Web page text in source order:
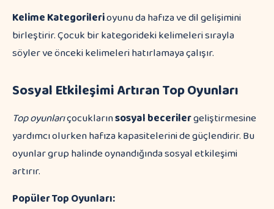
Kelime Kategorilerioyunu da hafıza ve dil gelişimini
birleştirir. Çocuk bir kategorideki kelimeleri sırayla
söyler ve önceki kelimeleri hatırlamaya çalışır.
Sosyal Etkileşimi Artıran Top Oyunları
Top oyunlarıçocuklarınsosyal becerilergeliştirmesine
yardımcı olurken hafıza kapasitelerini de güçlendirir. Bu
oyunlar grup halinde oynandığında sosyal etkileşimi
artırır.
Popüler Top Oyunları: